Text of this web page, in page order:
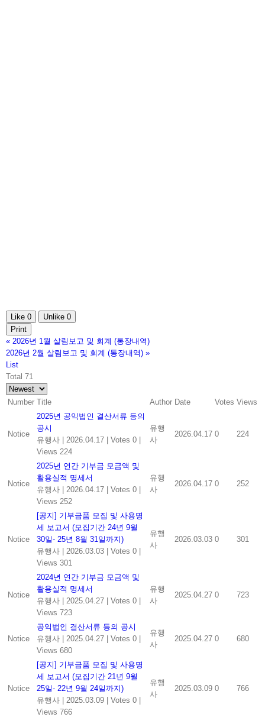
Like 0 Unlike 0
Print
« 2026년 1월 살림보고 및 회계 (통장내역)
2026년 2월 살림보고 및 회계 (통장내역) »
List
Total 71
Number Title Author Date Votes Views
Notice
2025년 공익법인 결산서류 등의
공시
유행사
2026.04.17 Votes 0
Views 224
유행
사
2026.04.17 0 224
Notice
2025년 연간 기부금 모금액 및
활용실적 명세서
유행사
2026.04.17 Votes 0
Views 252
유행
사
2026.04.17 0 252
Notice
[공지] 기부금품 모집 및 사용명
세 보고서 (모집기간 24년 9월
30일- 25년 8월 31일까지)
유행사
2026.03.03 Votes 0
Views 301
유행
사
2026.03.03 0 301
Notice
2024년 연간 기부금 모금액 및
활용실적 명세서
유행사
2025.04.27 Votes 0
Views 723
유행
사
2025.04.27 0 723
Notice
공익법인 결산서류 등의 공시
유행사
2025.04.27 Votes 0
Views 680
유행
사
2025.04.27 0 680
Notice
[공지] 기부금품 모집 및 사용명
세 보고서 (모집기간 21년 9월
25일- 22년 9월 24일까지)
유행사
2025.03.09 Votes 0
Views 766
유행
사
2025.03.09 0 766